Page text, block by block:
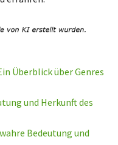
Überblick über Genres
und Herkunft des
Bedeutung und